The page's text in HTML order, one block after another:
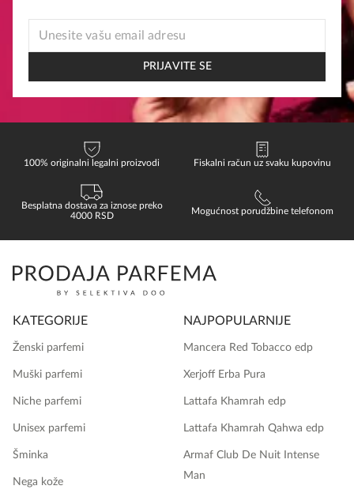
EMAIL
PRIJAVITE SE
100% originalni legalni proizvodi Fiskalni račun uz svaku kupovinu
Besplatna dostava za iznose preko
4000 RSD
Mogućnost porudžbine telefonom
KATEGORIJE
Ženski parfemi
Muški parfemi
Niche parfemi
Unisex parfemi
Šminka
Nega kože
NAJPOPULARNIJE
Mancera Red Tobacco edp
Xerjoff Erba Pura
Lattafa Khamrah edp
Lattafa Khamrah Qahwa edp
Armaf Club De Nuit Intense
Man